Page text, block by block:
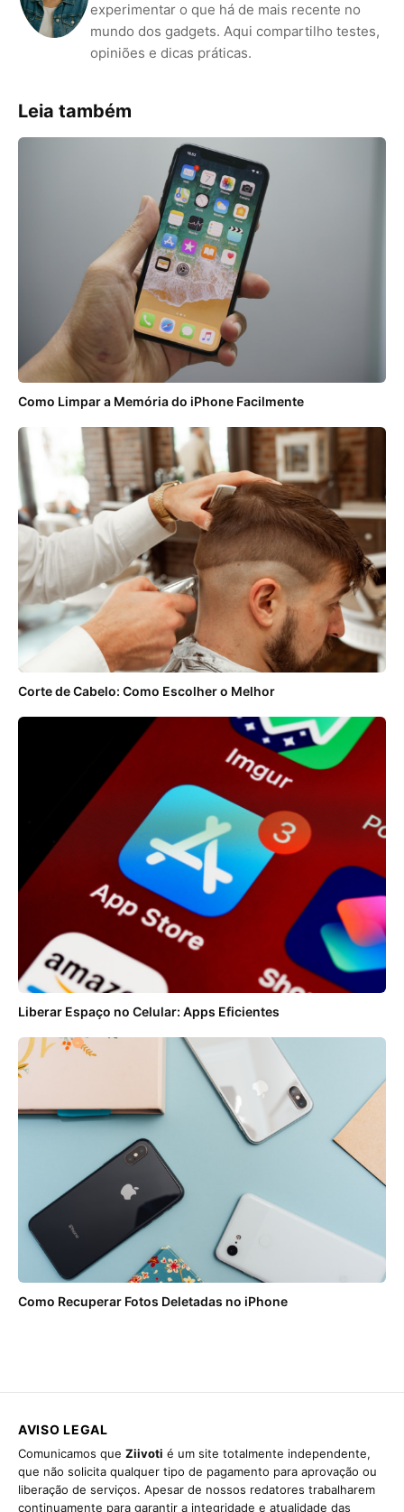
experimentar o que há de mais recente no
mundo dos gadgets. Aqui compartilho testes,
opiniões e dicas práticas.
Leia também
Como Limpar a Memória do iPhone Facilmente
Corte de Cabelo: Como Escolher o Melhor
Liberar Espaço no Celular: Apps Eficientes
Como Recuperar Fotos Deletadas no iPhone
AVISO LEGAL
Comunicamos que Ziivoti é um site totalmente independente,
que não solicita qualquer tipo de pagamento para aprovação ou
liberação de serviços. Apesar de nossos redatores trabalharem
continuamente para garantir a integridade e atualidade das